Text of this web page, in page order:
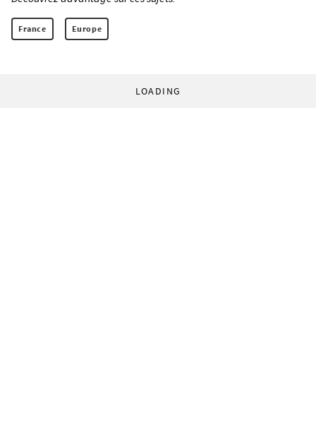
France Europe
LOADING